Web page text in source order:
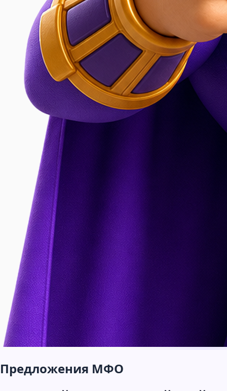
Предложения МФО